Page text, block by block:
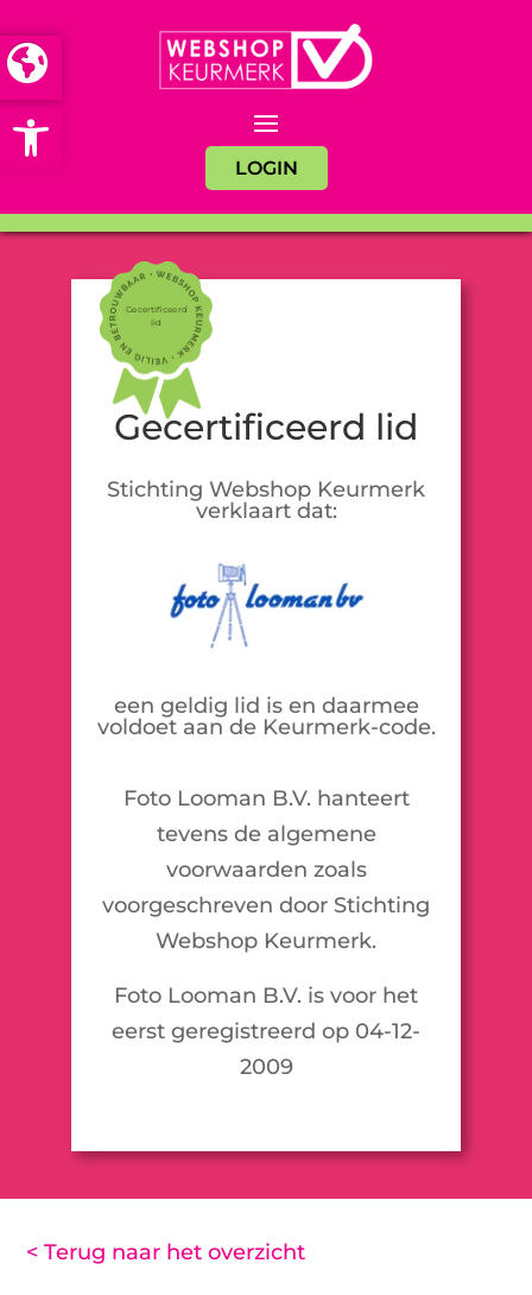
Open toolbar
LOGIN
Gecertificeerd
lid
Gecertificeerd lid
Stichting Webshop Keurmerk
verklaart dat:
een geldig lid is en daarmee
voldoet aan de Keurmerk-code.
Foto Looman B.V. hanteert
tevens de algemene
voorwaarden zoals
voorgeschreven door Stichting
Webshop Keurmerk.
Foto Looman B.V. is voor het
eerst geregistreerd op 04-12-
2009
< Terug naar het overzicht